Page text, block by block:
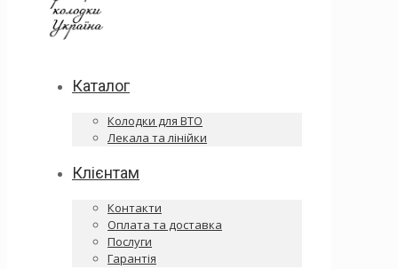
Каталог
Колодки для ВТО
Лекала та лінійки
Клієнтам
Контакти
Оплата та доставка
Послуги
Гарантія